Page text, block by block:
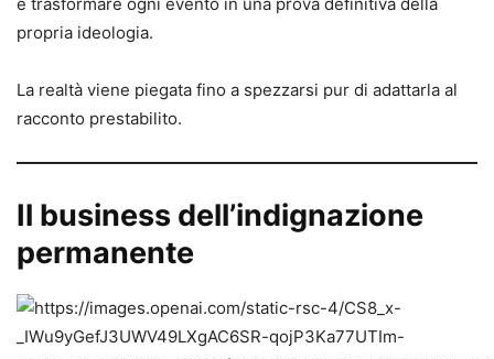
propria ideologia.
La realtà viene piegata fino a spezzarsi pur di adattarla al
racconto prestabilito.
Il business dell’indignazione
permanente